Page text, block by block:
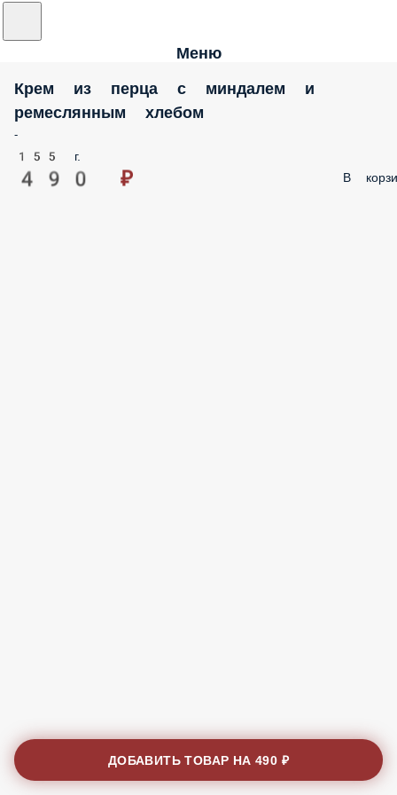
Меню
Крем из перца с миндалем и
ремеслянным хлебом
-
155 г.
490 ₽ В
ДОБАВИТЬ ТОВАР НА490 ₽